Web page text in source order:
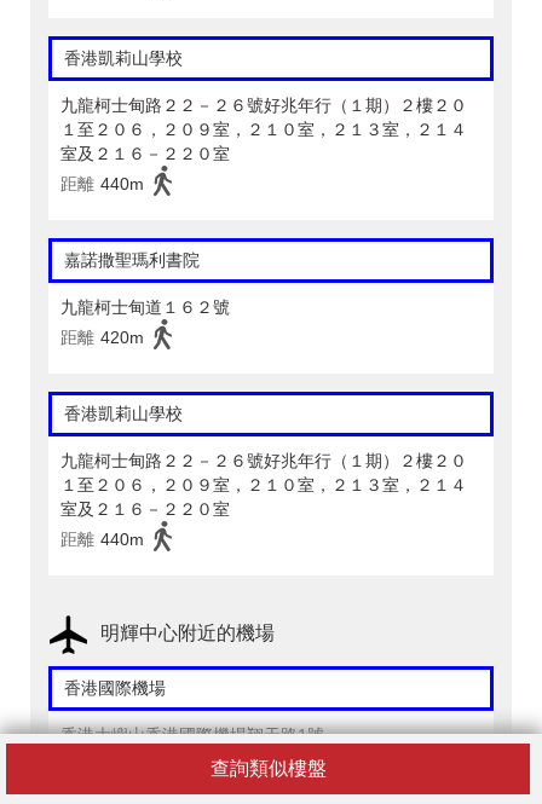
查詢類似樓盤
香港凱莉山學校
九龍柯士甸路２２－２６號好兆年行（１期）２樓２０
１至２０６，２０９室，２１０室，２１３室，２１４
室及２１６－２２０室
距離 440m
嘉諾撒聖瑪利書院
九龍柯士甸道１６２號
距離 420m
香港凱莉山學校
九龍柯士甸路２２－２６號好兆年行（１期）２樓２０
１至２０６，２０９室，２１０室，２１３室，２１４
室及２１６－２２０室
距離 440m
明輝中心附近的機場
香港國際機場
香港大嶼山香港國際機場翔天路1號